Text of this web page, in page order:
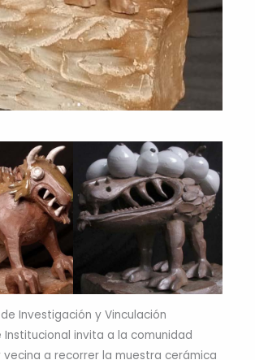
Investigación y Vinculación
Institucional invita a la comunidad
vecina a recorrer la muestra cerámica